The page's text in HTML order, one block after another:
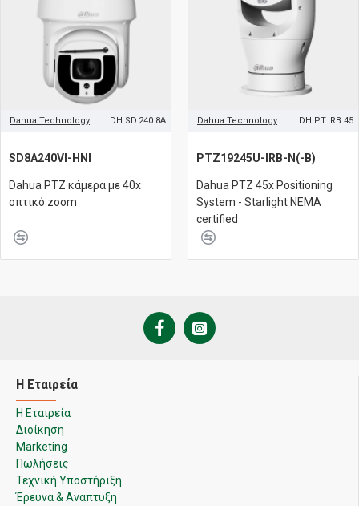
Dahua Technology DH.SD.240.8A
SD8A240VI-HNI
Dahua PTZ κάμερα με 40x
οπτικό zoom
Dahua Technology DH.PT.IRB.45
PTZ19245U-IRB-N(-B)
Dahua PTZ 45x Positioning
System - Starlight NEMA
certified
Η Εταιρεία
Η Εταιρεία
Διοίκηση
Marketing
Πωλήσεις
Τεχνική Υποστήριξη
Έρευνα & Ανάπτυξη